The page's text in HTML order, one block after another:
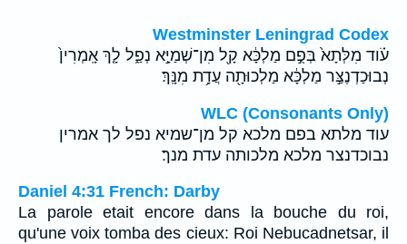
Westminster Leningrad Codex
עֹ֗וד מִלְּתָא֙ בְּפֻ֣ם מַלְכָּ֔א קָ֖ל מִן־שְׁמַיָּ֣א נְפַ֑ל לָ֤ךְ אָֽמְרִין֙
נְבוּכַדְנֶצַּ֣ר מַלְכָּ֔א מַלְכוּתָ֖ה עֲדָ֥ת מִנָּֽךְ׃
WLC (Consonants Only)
עוד מלתא בפם מלכא קל מן־שמיא נפל לך אמרין
נבוכדנצר מלכא מלכותה עדת מנך׃
Daniel 4:31 French: Darby
La parole etait encore dans la bouche du roi,
qu'une voix tomba des cieux: Roi Nebucadnetsar, il